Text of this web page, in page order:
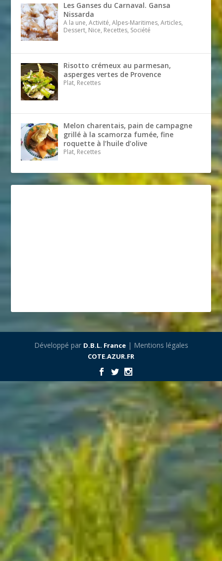
Les Ganses du Carnaval. Gansa
Nissarda
A la une, Activité, Alpes-Maritimes, Articles,
Dessert, Nice, Recettes, Société
Risotto crémeux au parmesan,
asperges vertes de Provence
Plat, Recettes
Melon charentais, pain de campagne
grillé à la scamorza fumée, fine
roquette à l’huile d’olive
Plat, Recettes
Développé par D.B.L. France| Mentions légales
COTE.AZUR.FR